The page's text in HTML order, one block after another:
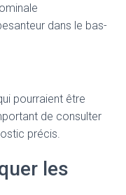
dans le bas-
pourraient être
de consulter
précis.
les